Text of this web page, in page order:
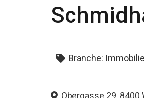
Branche:
Obergasse 29, 8400